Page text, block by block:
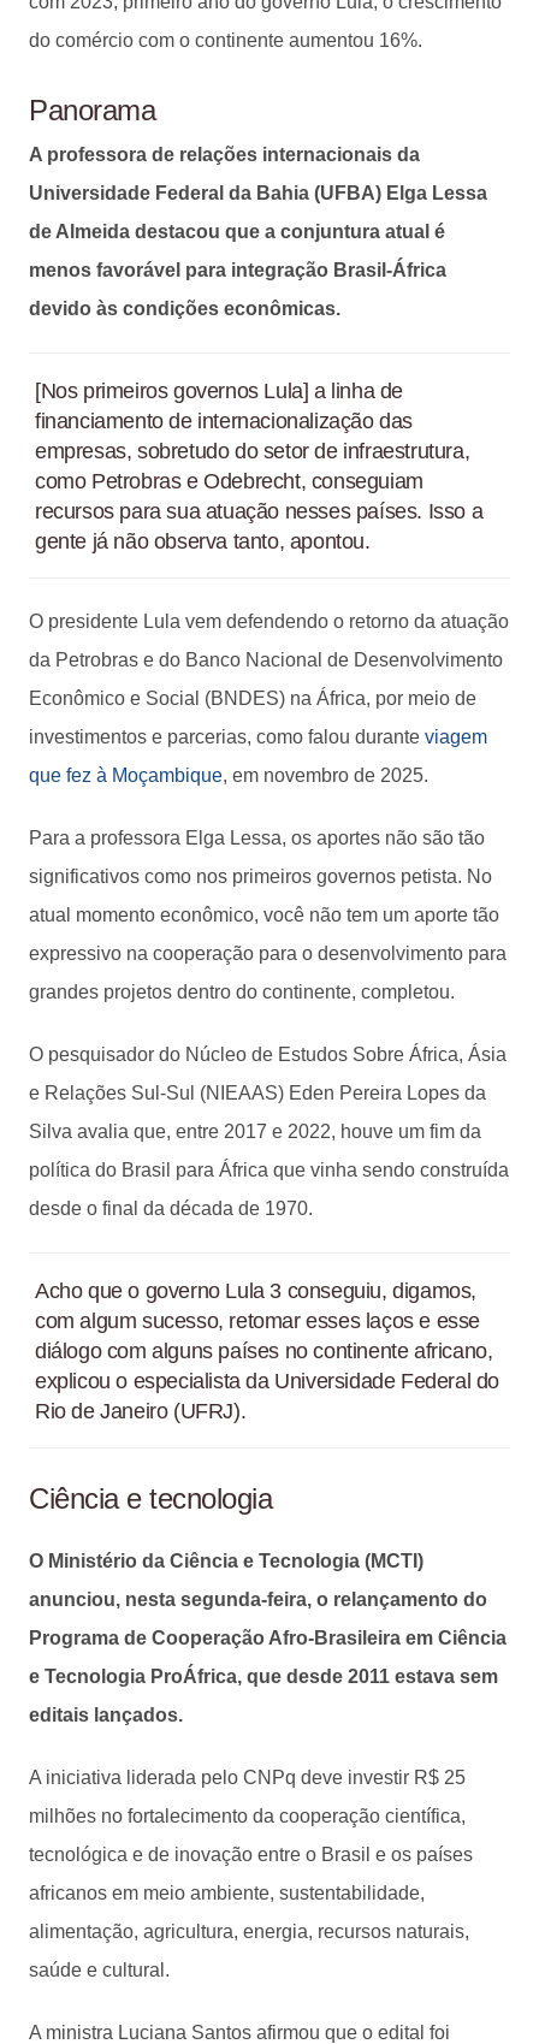
do comércio com o continente aumentou 16%.
Panorama
A professora de relações internacionais da
Universidade Federal da Bahia (UFBA) Elga Lessa
de Almeida destacou que a conjuntura atual é
menos favorável para integração Brasil-África
devido às condições econômicas.
[Nos primeiros governos Lula] a linha de
financiamento de internacionalização das
empresas, sobretudo do setor de infraestrutura,
como Petrobras e Odebrecht, conseguiam
recursos para sua atuação nesses países. Isso a
gente já não observa tanto, apontou.
O presidente Lula vem defendendo o retorno da atuação
da Petrobras e do Banco Nacional de Desenvolvimento
Econômico e Social (BNDES) na África, por meio de
investimentos e parcerias, como falou durante viagem
que fez à Moçambique, em novembro de 2025.
Para a professora Elga Lessa, os aportes não são tão
significativos como nos primeiros governos petista. No
atual momento econômico, você não tem um aporte tão
expressivo na cooperação para o desenvolvimento para
grandes projetos dentro do continente, completou.
O pesquisador do Núcleo de Estudos Sobre África, Ásia
e Relações Sul-Sul (NIEAAS) Eden Pereira Lopes da
Silva avalia que, entre 2017 e 2022, houve um fim da
política do Brasil para África que vinha sendo construída
desde o final da década de 1970.
Acho que o governo Lula 3 conseguiu, digamos,
com algum sucesso, retomar esses laços e esse
diálogo com alguns países no continente africano,
explicou o especialista da Universidade Federal do
Rio de Janeiro (UFRJ).
Ciência e tecnologia
O Ministério da Ciência e Tecnologia (MCTI)
anunciou, nesta segunda-feira, o relançamento do
Programa de Cooperação Afro-Brasileira em Ciência
e Tecnologia ProÁfrica, que desde 2011 estava sem
editais lançados.
A iniciativa liderada pelo CNPq deve investir R$ 25
milhões no fortalecimento da cooperação científica,
tecnológica e de inovação entre o Brasil e os países
africanos em meio ambiente, sustentabilidade,
alimentação, agricultura, energia, recursos naturais,
saúde e cultural.
A ministra Luciana Santos afirmou que o edital foi